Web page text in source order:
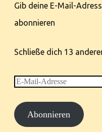
Gib deine E-Mail-
abonnieren
Schließe dich 13
E-
Adresse
Abonnieren